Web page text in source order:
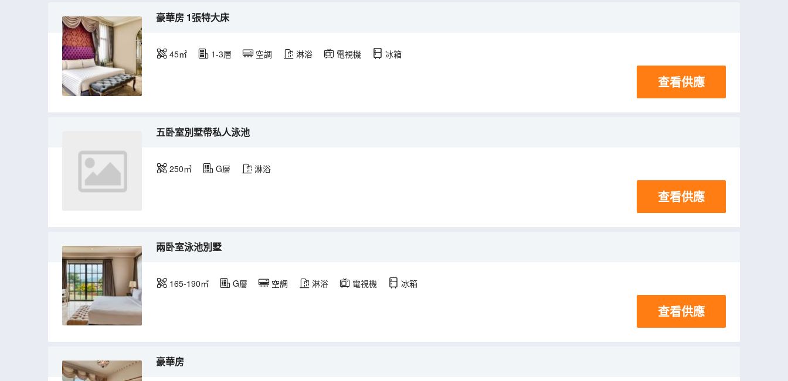
豪華房 1張特大床
45㎡ 1-3層 空調 淋浴 電視機 冰箱
查看供應
五卧室別墅帶私人泳池
250㎡ G層 淋浴
查看供應
兩卧室泳池別墅
165-190㎡ G層 空調 淋浴 電視機 冰箱
查看供應
豪華房